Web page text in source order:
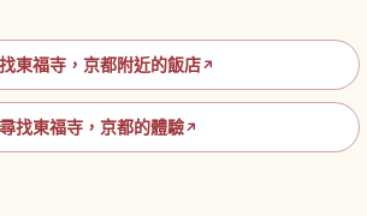
東福寺，京都附近的飯店↗
尋找東福寺，京都的體驗↗